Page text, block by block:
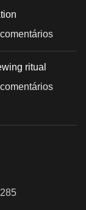
ritual